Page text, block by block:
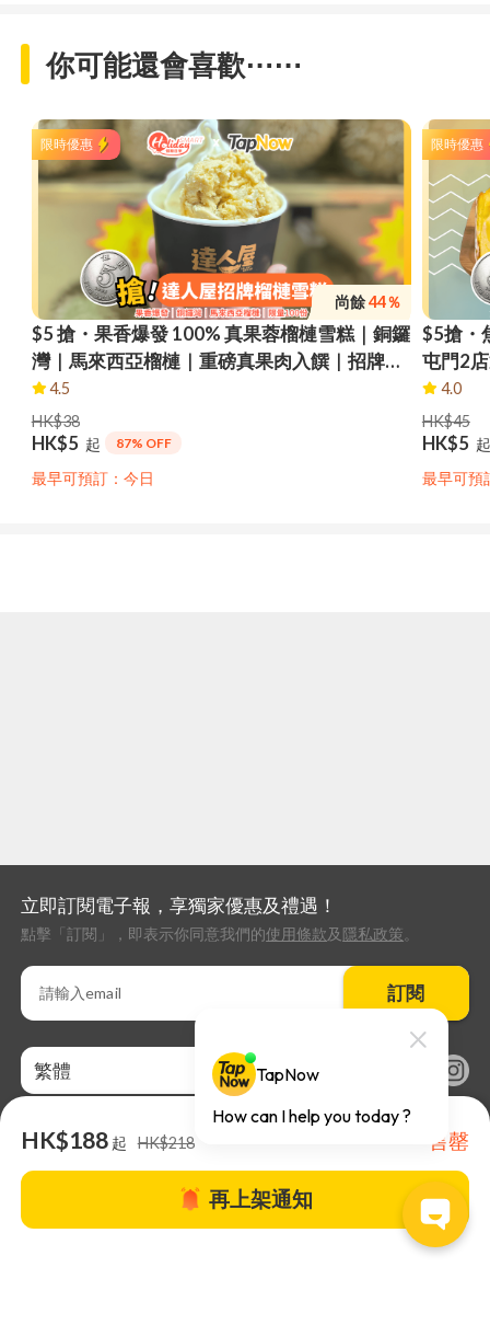
你可能還會喜歡⋯⋯
限時優惠
尚餘44％
$5 搶・果香爆發 100% 真果蓉榴槤雪糕｜銅鑼
灣｜馬來西亞榴槤｜重磅真果肉入饌｜招牌榴
槤雪糕｜即換即食｜限量100份
4.5
HK$38
HK$5 起 87% OFF
最早可預訂：今日
限時優惠
$5搶・
屯門2
金枕頭
市自取
4.0
HK$45
HK$5 起
最早可預
HK$188 起 HK$218 售罄
再上架通知
立即訂閱電子報，享獨家優惠及禮遇！
點擊「訂閱」，即表示你同意我們的使用條款及 隱私政策。
訂閱
繁體
關於TapNow |TapNow Blog |加入成為合作夥伴|網站條款 |幫助